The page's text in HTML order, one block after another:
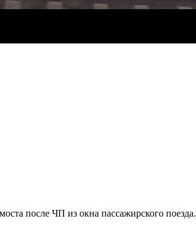
после ЧП из окна пассажирского поезда.